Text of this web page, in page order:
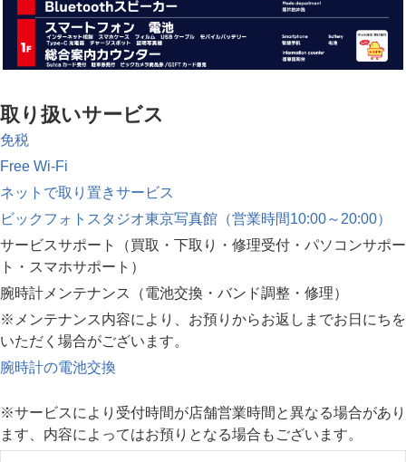
取り扱いサービス
免税
Free Wi-Fi
ネットで取り置きサービス
ビックフォトスタジオ東京写真館（営業時間10:00～20:00）
サービスサポート（買取・下取り・修理受付・パソコンサポー
ト・スマホサポート）
腕時計メンテナンス（電池交換・バンド調整・修理）
※メンテナンス内容により、お預りからお返しまでお日にちを
いただく場合がございます。
腕時計の電池交換
※サービスにより受付時間が店舗営業時間と異なる場合があり
ます、内容によってはお預りとなる場合もございます。